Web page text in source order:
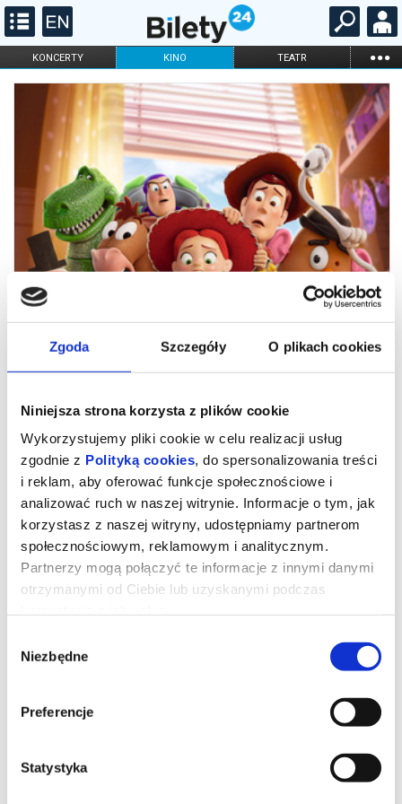
Zgoda Szczegóły O plikach cookies
Niniejsza strona korzysta z plików cookie
Wykorzystujemy pliki cookie w celu realizacji usług
zgodnie z Polityką cookies, do spersonalizowania treści
i reklam, aby oferować funkcje społecznościowe i
analizować ruch w naszej witrynie. Informacje o tym, jak
korzystasz z naszej witryny, udostępniamy partnerom
społecznościowym, reklamowym i analitycznym.
Partnerzy mogą połączyć te informacje z innymi danymi
otrzymanymi od Ciebie lub uzyskanymi podczas
zgody
Niezbędne
Preferencje
Statystyka
KONCERTY KINO TEATR ...
FILHARMONIA OPERA I BALET
STAND-UP
ONLINE KARNETY
Toy Story 5
Zabawki powracają w filmie Disneya i Pixara „Toy Story 5”, w
przychodzi im zmierzyć się z zupełnie nowym zagrożeniem.